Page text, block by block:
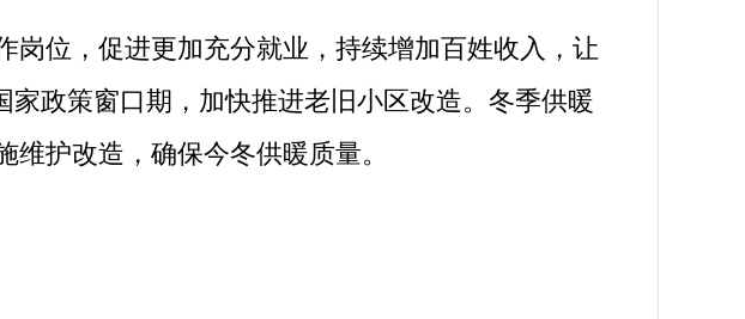
位，促进更加充分就业，持续增加百姓收入，让
政策窗口期，加快推进老旧小区改造。冬季供暖
护改造，确保今冬供暖质量。